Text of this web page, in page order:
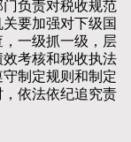
负责对税收规范
要加强对下级国
一级抓一级，层
考核和税收执法
制定规则和制定
依法依纪追究责